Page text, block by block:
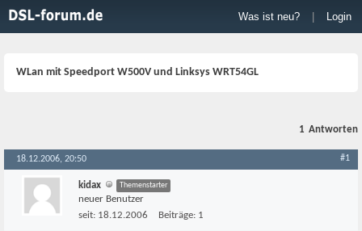
Was ist neu? Login
WLan mit Speedport W500V und Linksys WRT54GL
1 Antworten
18.12.2006, 20:50 #1
kidax Themenstarter
neuer Benutzer
seit: 18.12.2006 Beiträge: 1